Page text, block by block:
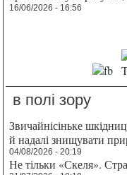
16/06/2026 - 16:56
в полі зору
Звичайнісіньке
й надалі знищувати
04/08/2026 - 20:19
Не тільки «Скеля».